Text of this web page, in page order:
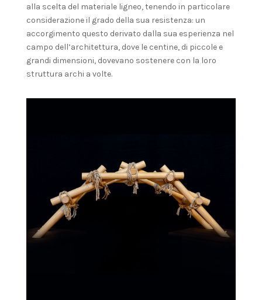
alla scelta del materiale ligneo, tenendo in particolare
considerazione il grado della sua resistenza: un
accorgimento questo derivato dalla sua esperienza nel
campo dell’architettura, dove le centine, di piccole e
grandi dimensioni, dovevano sostenere con la loro
struttura archi a volte.